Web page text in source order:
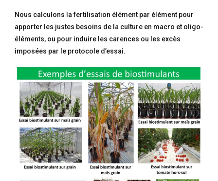
Nous calculons la fertilisation élément par élément pour
apporter les justes besoins de la culture en macro et oligo-
éléments, ou pour induire les carences ou les excès
imposées par le protocole d’essai.